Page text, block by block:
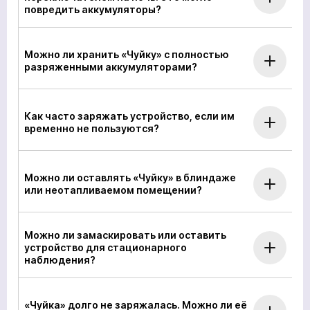
повредить аккумуляторы?
Можно ли хранить «Чуйку» с полностью
разряженными аккумуляторами?
Как часто заряжать устройство, если им
временно не пользуются?
Можно ли оставлять «Чуйку» в блиндаже
или неотапливаемом помещении?
Можно ли замаскировать или оставить
устройство для стационарного
наблюдения?
«Чуйка» долго не заряжалась. Можно ли её
кількох
годин
Чтобы не ждать, вы можете связаться с нами, нажав
+38063 Показати номер